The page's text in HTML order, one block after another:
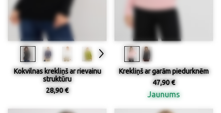
Kokvilnas krekliņš ar rievainu
struktūru
28,90 €
Krekliņš ar garām piedurknēm
47,90 €
Jaunums